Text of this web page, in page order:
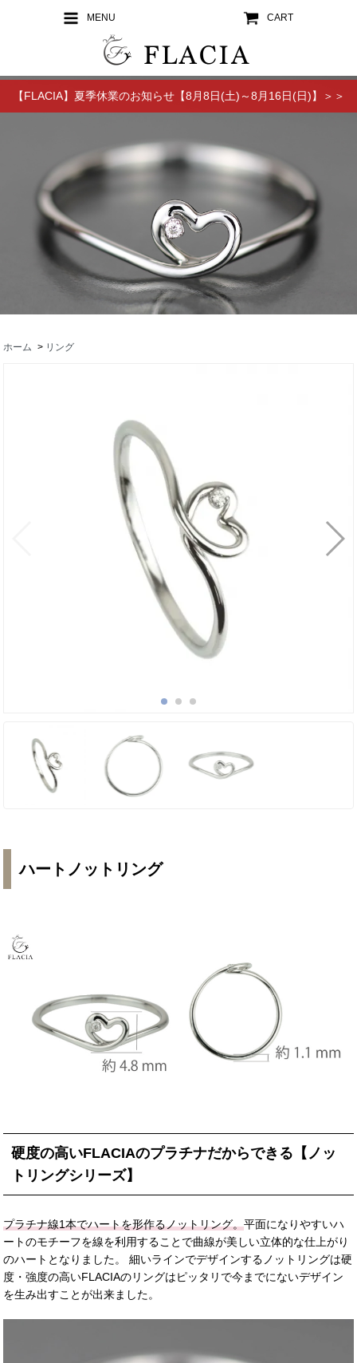
MENU CART
【FLACIA】夏季休業のお知らせ【8月8日(土)～8月16日(日)】＞＞
ホーム > リング
ハートノットリング
硬度の高いFLACIAのプラチナだからできる【ノッ
トリングシリーズ】
プラチナ線1本でハートを形作るノットリング。平面になりやすいハ
ートのモチーフを線を利用することで曲線が美しい立体的な仕上がり
のハートとなりました。 細いラインでデザインするノットリングは硬
度・強度の高いFLACIAのリングはピッタリで今までにないデザイン
を生み出すことが出来ました。